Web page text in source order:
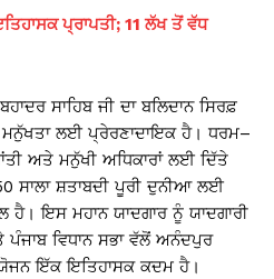
ਪ੍ਰਾਪਤੀ; 11 ਲੱਖ ਤੋਂ ਵੱਧ
ਸਾਹਿਬ ਜੀ ਦਾ ਬਲਿਦਾਨ ਸਿਰਫ਼
ਲਈ ਪ੍ਰੇਰਣਾਦਾਇਕ ਹੈ। ਧਰਮ–
ਅਤੇ ਮਨੁੱਖੀ ਅਧਿਕਾਰਾਂ ਲਈ ਦਿੱਤੇ
ਸਾਲਾ ਸ਼ਤਾਬਦੀ ਪੂਰੀ ਦੁਨੀਆ ਲਈ
ਇਸ ਮਹਾਨ ਯਾਦਗਾਰ ਨੂੰ ਯਾਦਗਾਰੀ
ਵਿਧਾਨ ਸਭਾ ਵੱਲੋਂ ਅਨੰਦਪੁਰ
ਇੱਕ ਇਤਿਹਾਸਕ ਕਦਮ ਹੈ।